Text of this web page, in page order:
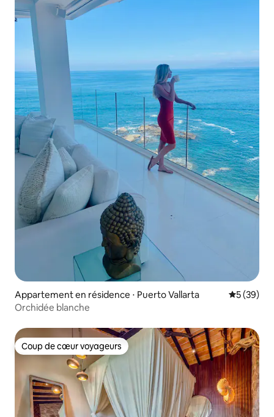
Appartement en résidence ⋅ Puerto Vallarta
5 (39)
Orchidée blanche
Coup de cœur voyageurs
Coup de cœur voyageurs